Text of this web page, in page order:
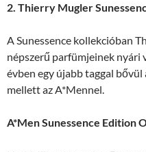
2. Thierry Mugler
A Sunessence kollekcióban
népszerű parfümjeinek nyári
évben egy újabb taggal bővül
mellett az A*Mennel.
A*Men Sunessence Edition